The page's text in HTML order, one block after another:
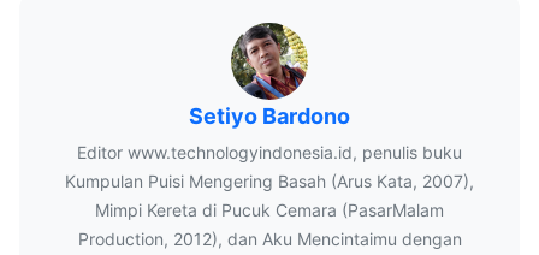
Setiyo Bardono
Editor www.technologyindonesia.id, penulis buku
Kumpulan Puisi Mengering Basah (Arus Kata, 2007),
Mimpi Kereta di Pucuk Cemara (PasarMalam
Production, 2012), dan Aku Mencintaimu dengan